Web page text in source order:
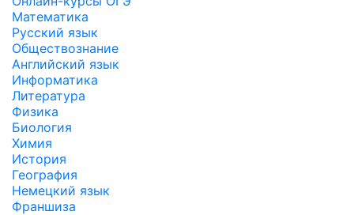
Математика
Русский язык
Обществознание
Английский язык
Информатика
Литература
Физика
Биология
Химия
История
География
Немецкий язык
Франшиза